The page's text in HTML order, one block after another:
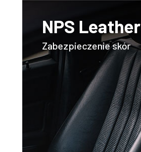
NPS Leather
Zabezpieczenie skór